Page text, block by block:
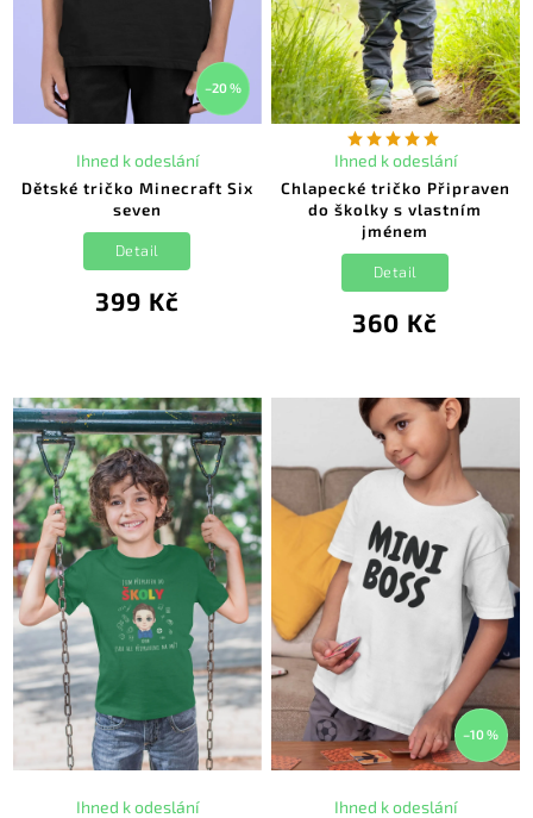
–20 %
Dětské tričko Minecraft Six
seven
Ihned k odeslání
399 Kč
Detail
Chlapecké tričko Připraven
do školky s vlastním
jménem
Ihned k odeslání
360 Kč
Detail
Ihned k odeslání
–10 %
Ihned k odeslání